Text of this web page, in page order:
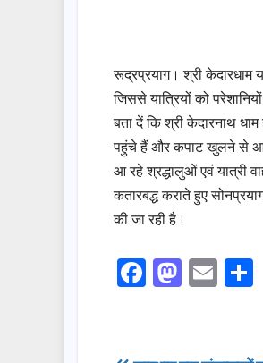
रूद्रप्रयाग। श्री केदारधाम
जिससे यात्रियों को
बता दें कि श्री केदारनाथ
पहुंचे हैं और कपाट खुलने से आज
आ रहे श्रद्धालुओं एवं यात्री
कतारबद्ध कराते हुए
की जा रही है।
F
M E